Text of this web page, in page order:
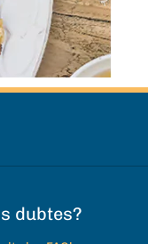
dubtes?